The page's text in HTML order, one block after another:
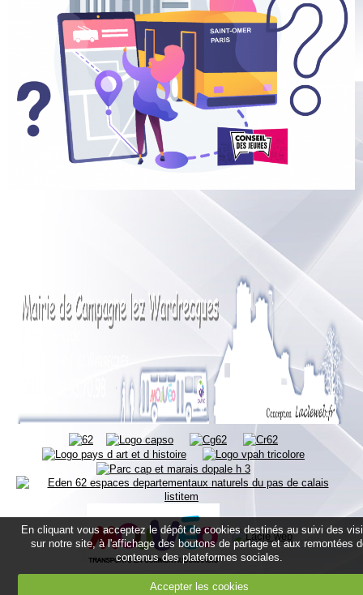
En cliquant vous acceptez le dépôt de cookies destinés au suivi des
sur notre site, à l'affichage des boutons de partage et aux remontées
contenus des plateformes sociales.
Accepter les cookies